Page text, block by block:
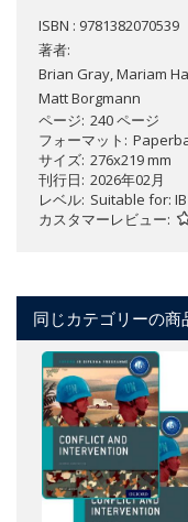
ISBN : 9781382070539
著者:
Brian Gray, Mariam
Matt Borgmann
ページ 240 ページ
フォーマット
サイズ 276x219 mm
刊行日 2026年02月
レベル Suitable for:
カスタマーレビュー
同じカテゴリーの商